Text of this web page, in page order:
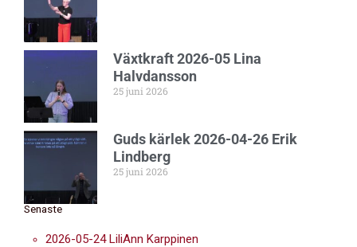
Växtkraft 2026-05 Lina
Halvdansson
25 juni 2026
Guds kärlek 2026-04-26 Erik
Lindberg
25 juni 2026
Senaste
2026-05-24 LiliAnn Karppinen